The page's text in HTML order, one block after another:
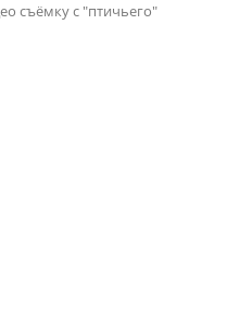
съёмку с "птичьего"